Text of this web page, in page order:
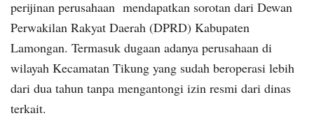
perijinan perusahaan mendapatkan sorotan dari Dewan
Perwakilan Rakyat Daerah (DPRD) Kabupaten
Lamongan. Termasuk dugaan adanya perusahaan di
wilayah Kecamatan Tikung yang sudah beroperasi lebih
dari dua tahun tanpa mengantongi izin resmi dari dinas
terkait.